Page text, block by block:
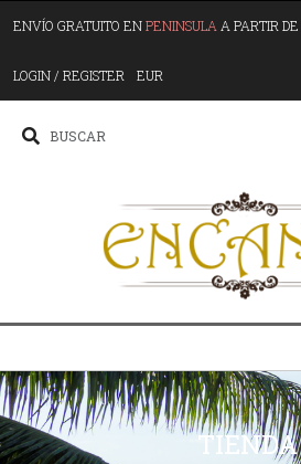
ENVÍO GRATUITO ENPENINSULA A PARTIR DE
LOGIN / REGISTER EUR
TIENDA